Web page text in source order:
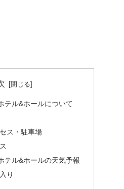
テル&ホールについて
ス・駐車場
テル&ホールの天気予報
り